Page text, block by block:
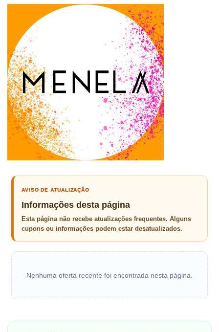
AVISO DE ATUALIZAÇÃO
Informações desta página
Esta página não recebe atualizações frequentes. Alguns
cupons ou informações podem estar desatualizados.
Nenhuma oferta recente foi encontrada nesta página.